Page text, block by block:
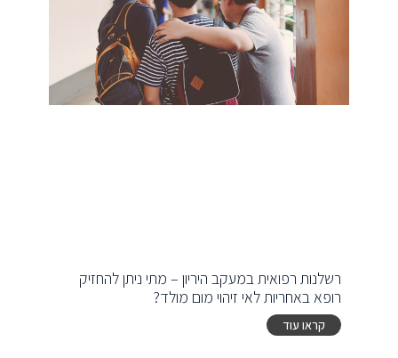
רשלנות רפואית במעקב היריון – מתי ניתן להחזיק
רופא באחריות לאי זיהוי מום מולד?
קראו עוד